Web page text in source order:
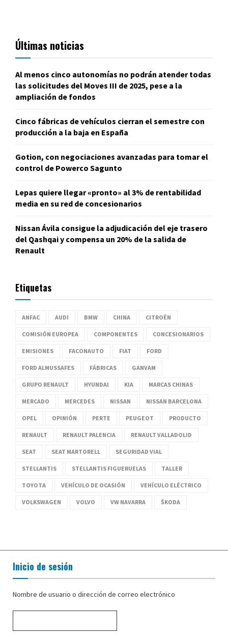
Últimas noticias
Al menos cinco autonomías no podrán atender todas
las solicitudes del Moves III de 2025, pese a la
ampliación de fondos
Cinco fábricas de vehículos cierran el semestre con
producción a la baja en España
Gotion, con negociaciones avanzadas para tomar el
control de Powerco Sagunto
Lepas quiere llegar «pronto» al 3% de rentabilidad
media en su red de concesionarios
Nissan Ávila consigue la adjudicación del eje trasero
del Qashqai y compensa un 20% de la salida de
Renault
Etiquetas
ANFAC AUDI BMW CHINA CITROËN
COMISIÓN EUROPEA COMPONENTES CONCESIONARIOS
EMISIONES FACONAUTO FIAT FORD
FORD ALMUSSAFES FÁBRICAS GANVAM
GRUPO RENAULT HYUNDAI KIA MARCAS CHINAS
MERCADO MERCEDES NISSAN NISSAN BARCELONA
OPEL OPINIÓN PERTE PEUGEOT PRODUCTO
RENAULT RENAULT PALENCIA RENAULT VALLADOLID
SEAT SEAT MARTORELL SEGURIDAD VIAL
STELLANTIS STELLANTIS FIGUERUELAS TALLER
TOYOTA VEHÍCULO DE OCASIÓN VEHÍCULO ELÉCTRICO
VOLKSWAGEN VOLVO VW NAVARRA ŠKODA
Inicio de sesión
Nombre de usuario o dirección de correo electrónico